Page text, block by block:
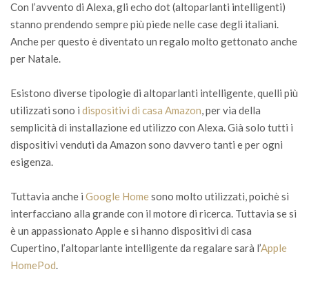
Con l’avvento di Alexa, gli echo dot (altoparlanti intelligenti)
stanno prendendo sempre più piede nelle case degli italiani.
Anche per questo è diventato un regalo molto gettonato anche
per Natale.
Esistono diverse tipologie di altoparlanti intelligente, quelli più
utilizzati sono i dispositivi di casa Amazon, per via della
semplicità di installazione ed utilizzo con Alexa. Già solo tutti i
dispositivi venduti da Amazon sono davvero tanti e per ogni
esigenza.
Tuttavia anche i Google Homesono molto utilizzati, poichè si
interfacciano alla grande con il motore di ricerca. Tuttavia se si
è un appassionato Apple e si hanno dispositivi di casa
Cupertino, l’altoparlante intelligente da regalare sarà l’Apple
HomePod.